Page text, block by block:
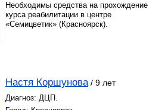
Необходимы средства на прохождение
курса реабилитации в центре
«Семицветик» (Красноярск).
Настя Коршунова / 9 лет
Диагноз: ДЦП.